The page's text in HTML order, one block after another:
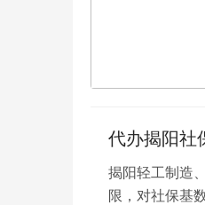
代办揭阳社
揭阳轻工制造
限，对社保基